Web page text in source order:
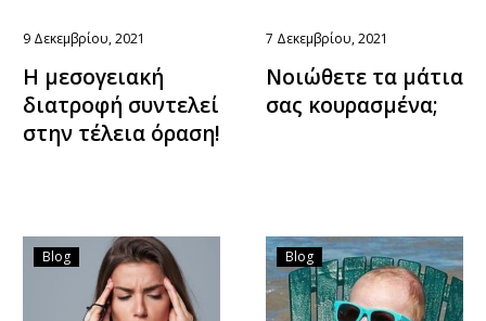
9 Δεκεμβρίου, 2021
Η μεσογειακή
διατροφή συντελεί
στην τέλεια όραση!
7 Δεκεμβρίου, 2021
Νοιώθετε τα μάτια
σας κουρασμένα;
Blog Blog